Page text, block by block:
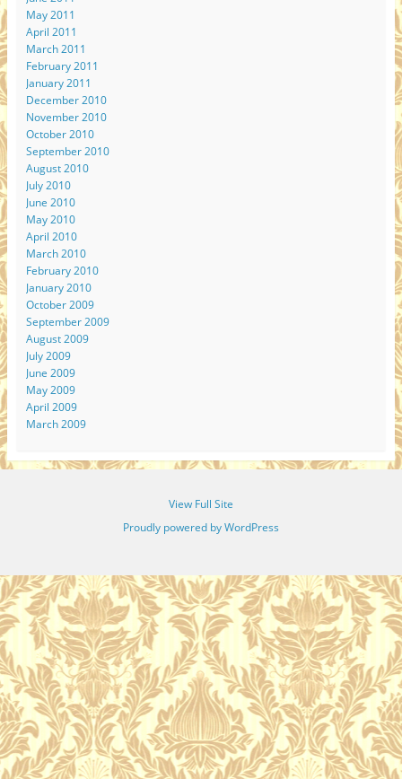
May 2011
April 2011
March 2011
February 2011
January 2011
December 2010
November 2010
October 2010
September 2010
August 2010
July 2010
June 2010
May 2010
April 2010
March 2010
February 2010
January 2010
October 2009
September 2009
August 2009
July 2009
June 2009
May 2009
April 2009
March 2009
View Full Site
Proudly powered by WordPress